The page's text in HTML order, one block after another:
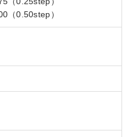
（0.50step）